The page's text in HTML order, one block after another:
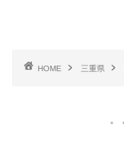
HOME 三重県